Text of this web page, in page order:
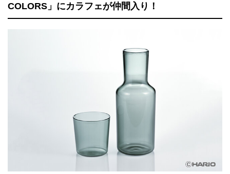
COLORS」にカラフェが仲間入り！